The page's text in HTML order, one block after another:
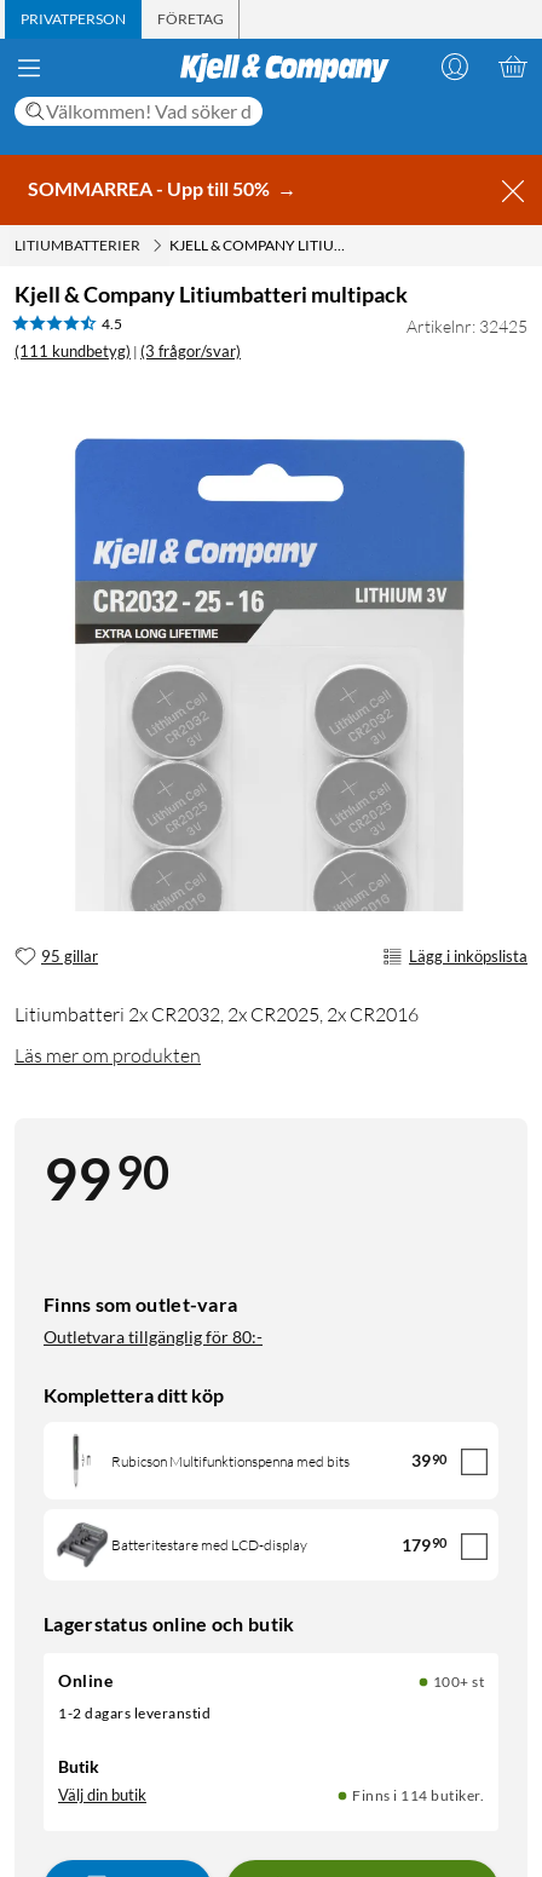
PRIVATPERSON FÖRETAG
SOMMARREA - Upp till 50% →
LITIUMBATTERIER KJELL & COMPANY LITIUMBATTERI MULTIPACK
Kjell & Company Litiumbatteri multipack
4.5
(111 kundbetyg) | (3 frågor/svar)
Artikelnr: 32425
95 gillar Lägg i inköpslista
Litiumbatteri 2x CR2032, 2x CR2025, 2x CR2016
Läs mer om produkten
9990
Finns som outlet-vara
Outletvara tillgänglig för80:-
Komplettera ditt köp
Rubicson Multifunktionspenna med bits 3990
Batteritestare med LCD-display 17990
Lagerstatus online och butik
Online
100+ st
1-2 dagars leveranstid
Butik
Välj din butik Finns i 114 butiker.